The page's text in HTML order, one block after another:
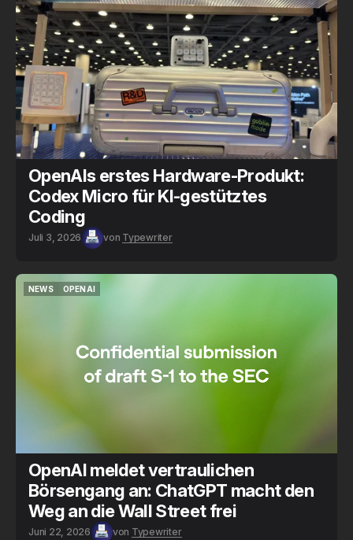
NEWS
OPENAI
OpenAIs erstes Hardware-Produkt:
Codex Micro für KI-gestütztes
Coding
Juli 3, 2026 von Typewriter
NEWS
OPENAI
OpenAI meldet vertraulichen
Börsengang an: ChatGPT macht den
Weg an die Wall Street frei
Juni 22, 2026 von Typewriter